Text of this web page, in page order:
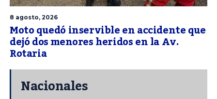
8 agosto, 2026
Moto quedó inservible en accidente que
dejó dos menores heridos en la Av.
Rotaria
Nacionales